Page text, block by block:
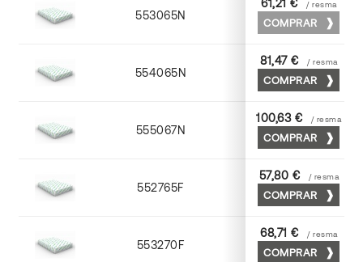
553065N 65 x 90
61,21 € / resma
COMPRAR
554065N 65 x 90
81,47 € / resma
COMPRAR
555067N 65 x 90
100,63 € / resma
COMPRAR
552765F 65 x 90
57,80 € / resma
COMPRAR
553270F 70 x 100
68,71 € / resma
COMPRAR